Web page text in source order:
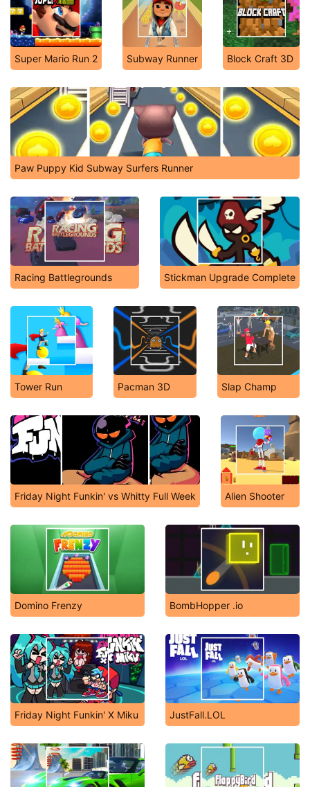
Super Mario Run 2 Subway Runner Block Craft 3D
Paw Puppy Kid Subway Surfers Runner
Racing Battlegrounds Stickman Upgrade Complete
Tower Run Pacman 3D Slap Champ
Friday Night Funkin' vs Whitty Full Week Alien Shooter
Domino Frenzy BombHopper .io
Friday Night Funkin' X Miku JustFall.LOL